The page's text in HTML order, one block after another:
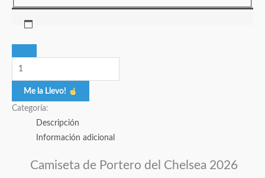
Me la Llevo!
Categoría:
Descripción
Información adicional
Camiseta de Portero del Chelsea 2026